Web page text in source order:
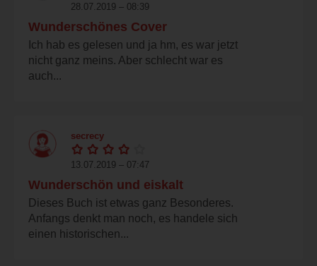
28.07.2019 – 08:39
Wunderschönes Cover
Ich hab es gelesen und ja hm, es war jetzt
nicht ganz meins. Aber schlecht war es
auch...
secrecy
13.07.2019 – 07:47
Wunderschön und eiskalt
Dieses Buch ist etwas ganz Besonderes.
Anfangs denkt man noch, es handele sich
einen historischen...